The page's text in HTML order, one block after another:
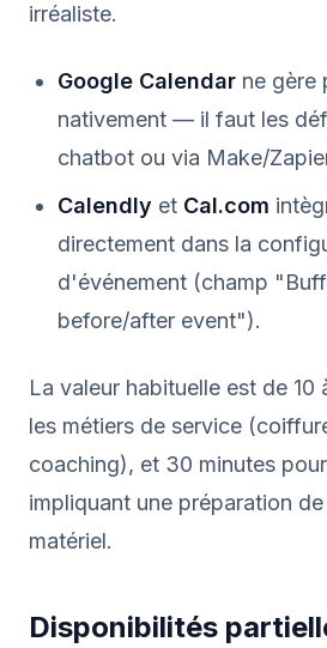
irréaliste.
Google Calendar ne gère
nativement — il faut les
chatbot ou via Make/
Calendly et Cal.com
directement dans la
d'événement (champ
before/after event").
La valeur habituelle est de 10
les métiers de service
coaching), et 30 minutes
impliquant une préparation
matériel.
Disponibilités